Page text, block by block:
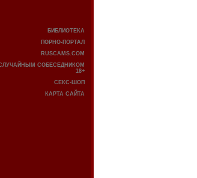
БИБЛИОТЕКА
ПОРНО-ПОРТАЛ
RUSCAMS.COM
СОБЕСЕДНИКОМ
18+
СЕКС-ШОП
КАРТА САЙТА